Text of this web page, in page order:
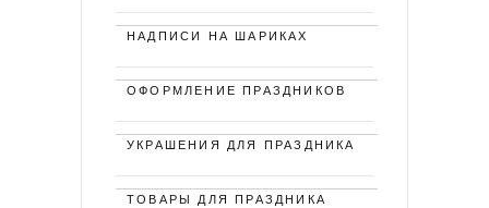
НАДПИСИ НА ШАРИКАХ
ОФОРМЛЕНИЕ ПРАЗДНИКОВ
УКРАШЕНИЯ ДЛЯ ПРАЗДНИКА
ТОВАРЫ ДЛЯ ПРАЗДНИКА